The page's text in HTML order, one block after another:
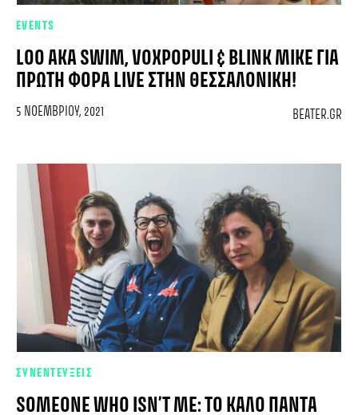
EVENTS
LOO AKA SWIM, VOXPOPULI & BLINK MIKE ΓΙΑ
ΠΡΏΤΗ ΦΟΡΆ LIVE ΣΤΗΝ ΘΕΣΣΑΛΟΝΊΚΗ!
5 ΝΟΕΜΒΡΊΟΥ, 2021 BEATER.GR
ΣΥΝΕΝΤΕΥΞΕΙΣ
SOMEONE WHO ISN’T ME: ΤΟ ΚΑΛΌ ΠΆΝΤΑ